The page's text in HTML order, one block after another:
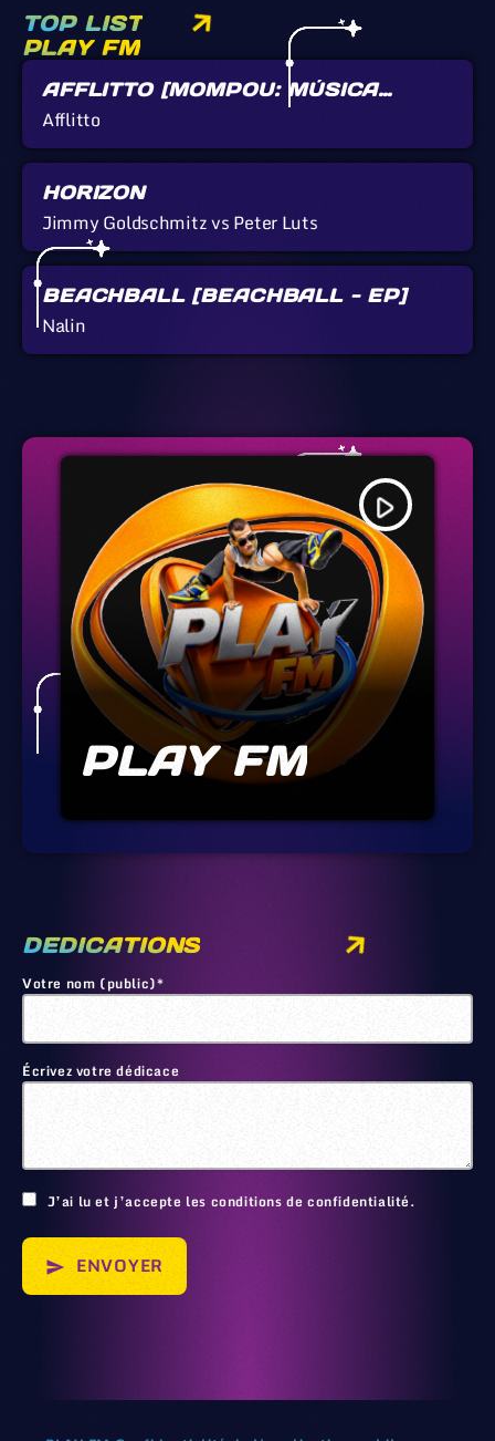
TOP LIST
PLAY FM
AFFLITTO [MOMPOU: MÚSICA
CALLADA]
Afflitto
HORIZON
Jimmy Goldschmitz vs Peter Luts
BEACHBALL [BEACHBALL - EP]
Nalin
play_arrow
PLAY FM
DEDICATIONS
Votre nom (public)*
Écrivez votre dédicace
J’ai lu et j’accepte les conditions de confidentialité.
send ENVOYER